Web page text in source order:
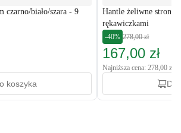
czarno/biało/szara - 9
koszyka
Hantle żeliwne strong
rękawiczkami
-40% 278,00 zł
167,00 zł
Najniższa cena: 278,00 zł
Do